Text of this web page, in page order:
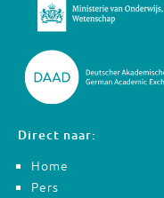
Direct naar:
Home
Pers